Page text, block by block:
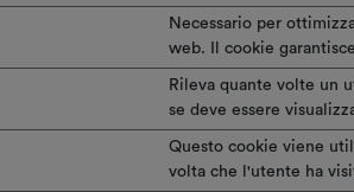
Necessario per
web. Il cookie
Rileva quante volte un
se deve essere
Questo cookie viene
volta che l'utente ha